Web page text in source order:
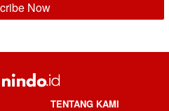
TENTANG KAMI